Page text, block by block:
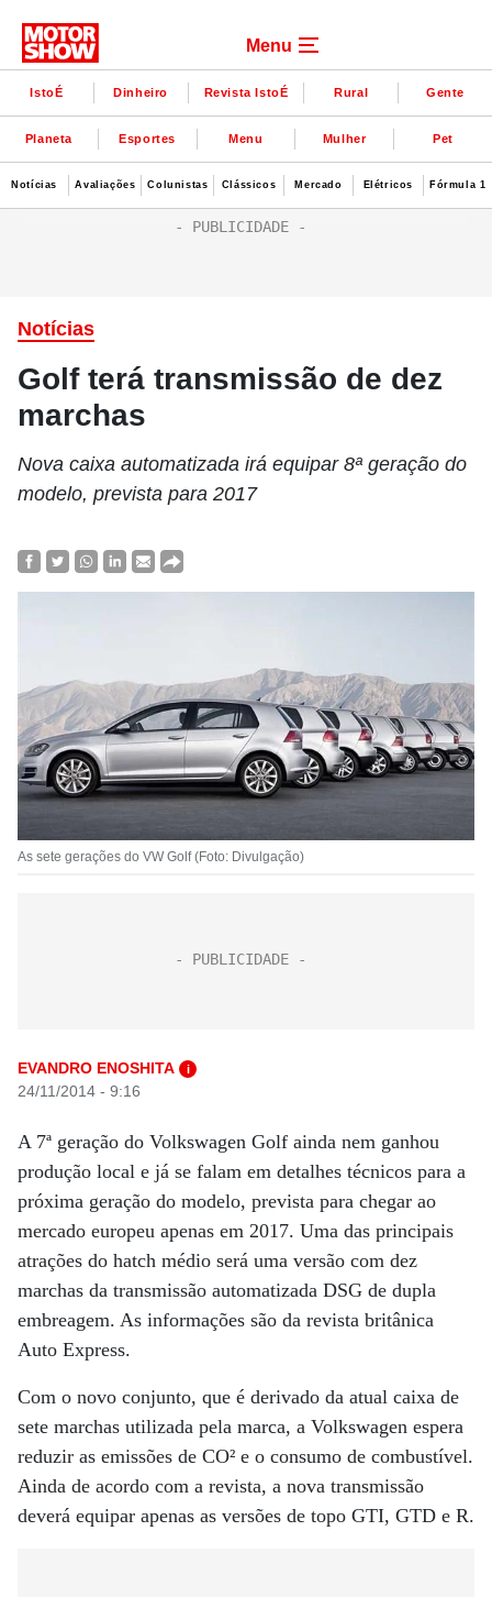
Menu
IstoÉ Dinheiro Revista IstoÉ Rural Gente
Planeta Esportes Menu Mulher Pet
Notícias Avaliações Colunistas Clássicos Mercado Elétricos Fórmula 1
Notícias
Golf terá transmissão de dez
marchas
Nova caixa automatizada irá equipar 8ª geração do
modelo, prevista para 2017
As sete gerações do VW Golf (Foto: Divulgação)
EVANDRO ENOSHITA i
24/11/2014 - 9:16
A 7ª geração do Volkswagen Golf ainda nem ganhou
produção local e já se falam em detalhes técnicos para a
próxima geração do modelo, prevista para chegar ao
mercado europeu apenas em 2017. Uma das principais
atrações do hatch médio será uma versão com dez
marchas da transmissão automatizada DSG de dupla
embreagem. As informações são da revista britânica
Auto Express.
Com o novo conjunto, que é derivado da atual caixa de
sete marchas utilizada pela marca, a Volkswagen espera
reduzir as emissões de CO² e o consumo de combustível.
Ainda de acordo com a revista, a nova transmissão
deverá equipar apenas as versões de topo GTI, GTD e R.